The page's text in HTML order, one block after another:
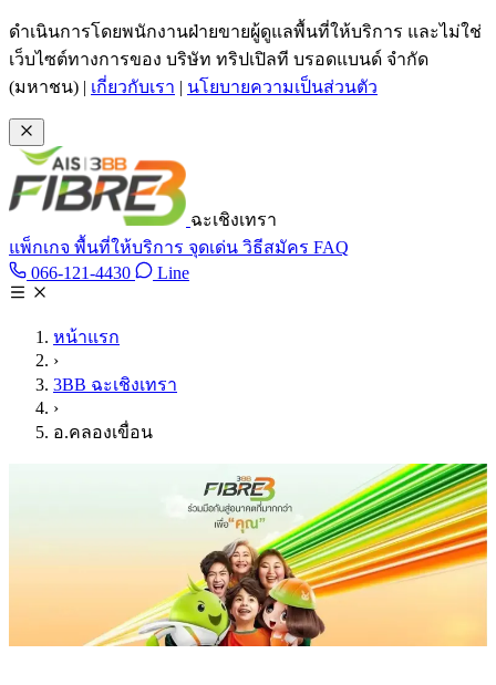
ข้ามไปเนื้อหาหลัก
ดำเนินการโดยพนักงานฝ่ายขายผู้ดูแลพื้นที่ให้บริการ และไม่ใช่
เว็บไซต์ทางการของ บริษัท ทริปเปิลที บรอดแบนด์ จำกัด
(มหาชน) | เกี่ยวกับเรา | นโยบายความเป็นส่วนตัว
ฉะเชิงเทรา
แพ็กเกจ พื้นที่ให้บริการ จุดเด่น วิธีสมัคร FAQ
066-121-4430 โทร 066-121-4430
LineLine @tan3bb
หน้าแรก
›
3BB ฉะเชิงเทรา
›
อ.คลองเขื่อน